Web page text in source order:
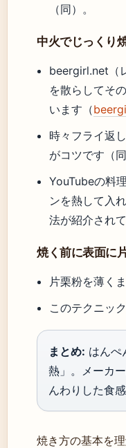
（同）。
中火でじっくり
beergirl.net（
を散らしてそ
います（
時々フライ返
がコツです（同
YouTubeの料
ンを熱して入
法が紹介され
焼く前に表面に
片栗粉を薄く
このテクニッ
まとめ: はんぺ
熱」。メーカ
んわりした食
焼き方の基本を